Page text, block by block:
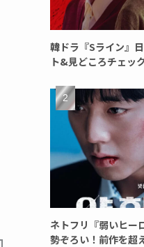
韓ドラ『Sライン』
ト&見どころチェッ
ネトフリ『弱いヒー
勢ぞろい！前作を超